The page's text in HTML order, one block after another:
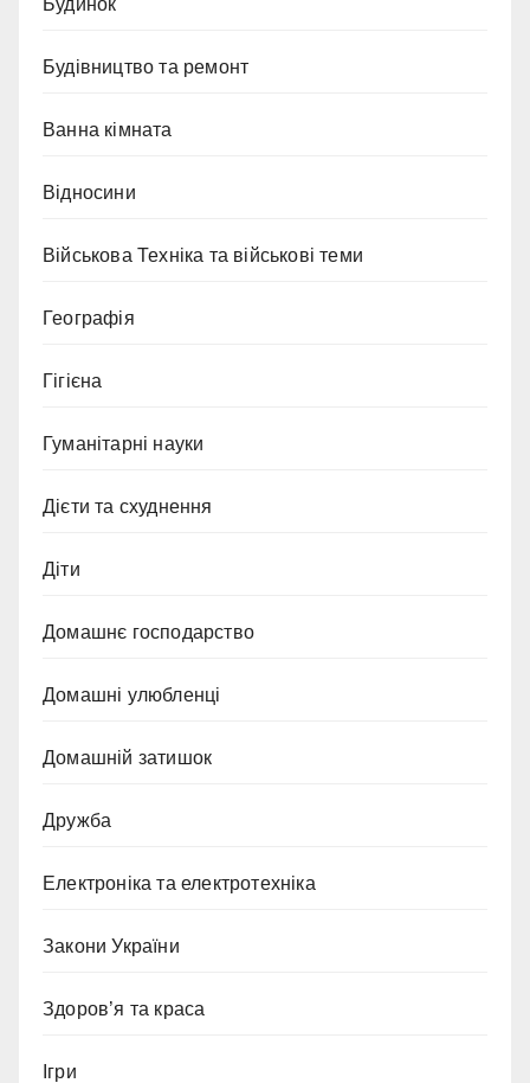
Будівництво та ремонт
Ванна кімната
Відносини
Військова Техніка та військові теми
Географія
Гігієна
Гуманітарні науки
Дієти та схуднення
Діти
Домашнє господарство
Домашні улюбленці
Домашній затишок
Дружба
Електроніка та електротехніка
Закони України
Здоров’я та краса
Ігри